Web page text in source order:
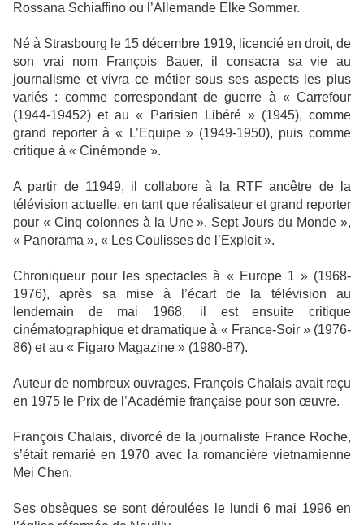
Rossana Schiaffino ou l’Allemande Elke Sommer.
Né à Strasbourg le 15 décembre 1919, licencié en droit, de
son vrai nom François Bauer, il consacra sa vie au
journalisme et vivra ce métier sous ses aspects les plus
variés : comme correspondant de guerre à « Carrefour
(1944-19452) et au « Parisien Libéré » (1945), comme
grand reporter à « L’Equipe » (1949-1950), puis comme
critique à « Cinémonde ».
A partir de 11949, il collabore à la RTF ancêtre de la
télévision actuelle, en tant que réalisateur et grand reporter
pour « Cinq colonnes à la Une », Sept Jours du Monde »,
« Panorama », « Les Coulisses de l’Exploit ».
Chroniqueur pour les spectacles à « Europe 1 » (1968-
1976), après sa mise à l’écart de la télévision au
lendemain de mai 1968, il est ensuite critique
cinématographique et dramatique à « France-Soir » (1976-
86) et au « Figaro Magazine » (1980-87).
Auteur de nombreux ouvrages, François Chalais avait reçu
en 1975 le Prix de l’Académie française pour son œuvre.
François Chalais, divorcé de la journaliste France Roche,
s’était remarié en 1970 avec la romancière vietnamienne
Mei Chen.
Ses obsèques se sont déroulées le lundi 6 mai 1996 en